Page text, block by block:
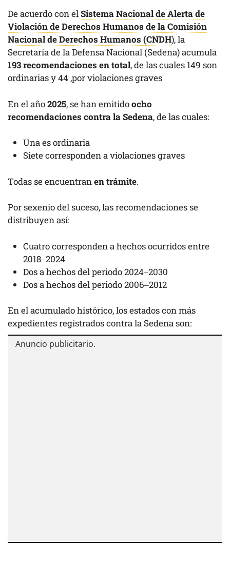
De acuerdo con elSistema Nacional de Alerta de
Violación de Derechos Humanos de la Comisión
Nacional de Derechos Humanos (CNDH), la
Secretaría de la Defensa Nacional (Sedena) acumula
193 recomendaciones en total, de las cuales 149 son
ordinarias y 44 ,por violaciones graves
En el año2025, se han emitidoocho
recomendaciones contra la Sedena, de las cuales:
Una es ordinaria
Siete corresponden a violaciones graves
Todas se encuentranen trámite.
Por sexenio del suceso, las recomendaciones se
distribuyen así:
Cuatro corresponden a hechos ocurridos entre
2018–2024
Dos a hechos del periodo 2024–2030
Dos a hechos del periodo 2006–2012
En el acumulado histórico, los estados con más
expedientes registrados contra la Sedena son: